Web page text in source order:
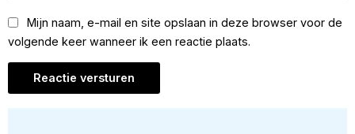
Mijn naam, e-mail en site opslaan in deze browser voor de
volgende keer wanneer ik een reactie plaats.